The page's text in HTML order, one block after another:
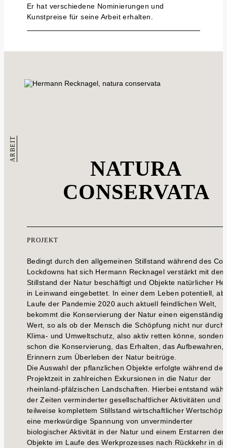
Er hat verschiedene Nominierungen und
Kunstpreise für seine Arbeit erhalten.
NATURA
CONSERVATA
PROJEKT
Bedingt durch den allgemeinen Stillstand während des
Lockdowns hat sich Hermann Recknagel verstärkt mit dem
Stillstand der Natur beschäftigt und Objekte natürlicher
in Leinwand eingebettet. In einer dem Leben potentiell,
Laufe der Pandemie 2020 auch aktuell feindlichen Welt,
bekommt die Konservierung der Natur einen
Wert, so als ob der Mensch die Schöpfung nicht nur durch
Klima- und Umweltschutz, also aktiv retten könne, sondern
schon die Konservierung, das Erhalten, das Aufbewahren,
Erinnern zum Überleben der Natur beitrüge.
Die Auswahl der pflanzlichen Objekte erfolgte während der
Projektzeit in zahlreichen Exkursionen in die Natur der
rheinland-pfälzischen Landschaften. Hierbei entstand
der Zeiten verminderter gesellschaftlicher Aktivitäten und
teilweise komplettem Stillstand wirtschaftlicher
eine merkwürdige Spannung von unverminderter
biologischer Aktivität in der Natur und einem Erstarren der
Objekte im Laufe des Werkprozesses nach Rückkehr in die
ARBEIT